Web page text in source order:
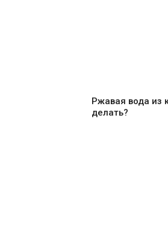
Ржавая вода из
делать?